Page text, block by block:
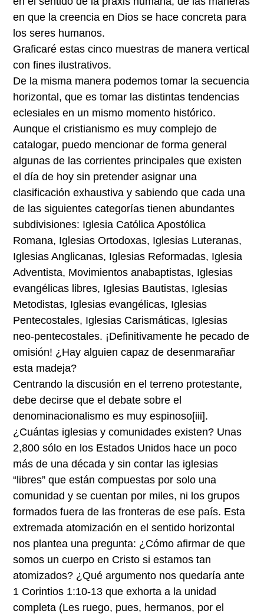
en que la creencia en Dios se hace concreta para
los seres humanos.
Graficaré estas cinco muestras de manera vertical
con fines ilustrativos.
De la misma manera podemos tomar la secuencia
horizontal, que es tomar las distintas tendencias
eclesiales en un mismo momento histórico.
Aunque el cristianismo es muy complejo de
catalogar, puedo mencionar de forma general
algunas de las corrientes principales que existen
el día de hoy sin pretender asignar una
clasificación exhaustiva y sabiendo que cada una
de las siguientes categorías tienen abundantes
subdivisiones: Iglesia Católica Apostólica
Romana, Iglesias Ortodoxas, Iglesias Luteranas,
Iglesias Anglicanas, Iglesias Reformadas, Iglesia
Adventista, Movimientos anabaptistas, Iglesias
evangélicas libres, Iglesias Bautistas, Iglesias
Metodistas, Iglesias evangélicas, Iglesias
Pentecostales, Iglesias Carismáticas, Iglesias
neo-pentecostales. ¡Definitivamente he pecado de
omisión! ¿Hay alguien capaz de desenmarañar
esta madeja?
Centrando la discusión en el terreno protestante,
debe decirse que el debate sobre el
denominacionalismo es muy espinoso[iii].
¿Cuántas iglesias y comunidades existen? Unas
2,800 sólo en los Estados Unidos hace un poco
más de una década y sin contar las iglesias
“libres” que están compuestas por solo una
comunidad y se cuentan por miles, ni los grupos
formados fuera de las fronteras de ese país. Esta
extremada atomización en el sentido horizontal
nos plantea una pregunta: ¿Cómo afirmar de que
somos un cuerpo en Cristo si estamos tan
atomizados? ¿Qué argumento nos quedaría ante
1 Corintios 1:10-13 que exhorta a la unidad
completa (Les ruego, pues, hermanos, por el